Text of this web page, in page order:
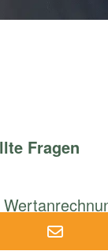
Fragen